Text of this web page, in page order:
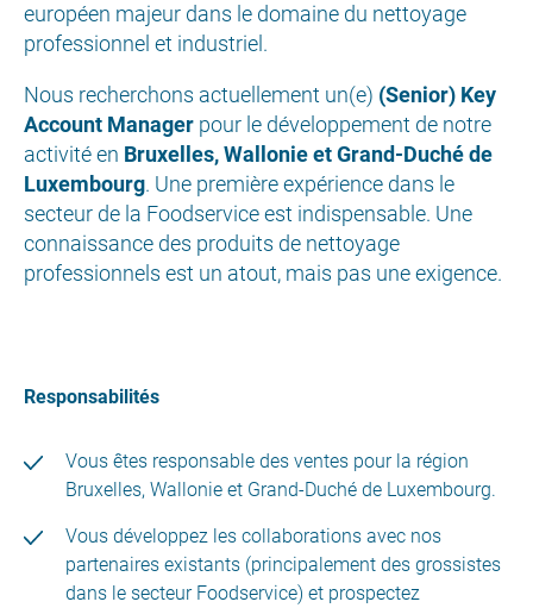
européen majeur dans le domaine du nettoyage
professionnel et industriel.
Nous recherchons actuellement un(e) (Senior) Key
Account Manager pour le développement de notre
activité en Bruxelles, Wallonie et Grand-Duché de
Luxembourg. Une première expérience dans le
secteur de la Foodservice est indispensable. Une
connaissance des produits de nettoyage
professionnels est un atout, mais pas une exigence.
Responsabilités
Vous êtes responsable des ventes pour la région
Bruxelles, Wallonie et Grand-Duché de Luxembourg.
Vous développez les collaborations avec nos
partenaires existants (principalement des grossistes
dans le secteur Foodservice) et prospectez